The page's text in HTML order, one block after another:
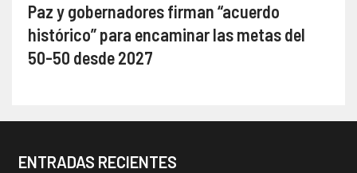
Paz y gobernadores firman “acuerdo
histórico” para encaminar las metas del
50-50 desde 2027
ENTRADAS RECIENTES